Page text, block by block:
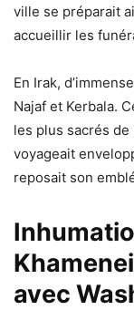
ville se préparait
accueillir les
En Irak,
Najaf et Kerbala.
les plus sacrés
voyageait
reposait son
avec